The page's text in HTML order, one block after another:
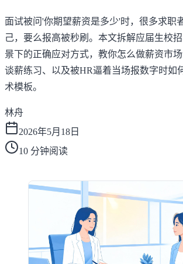
面试被问'你期望薪资是多少'时，很多求职
己，要么报高被秒刷。本文拆解应届生校
景下的正确应对方式，教你怎么做薪资市
谈薪练习、以及被HR逼着当场报数字时如
术模板。
林舟
2026年5月18日
10 分钟阅读